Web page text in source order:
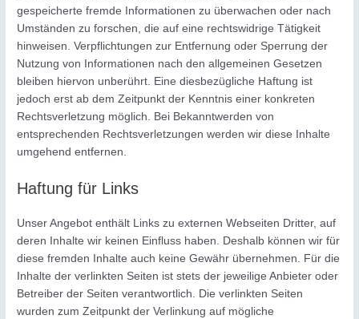
gespeicherte fremde Informationen zu überwachen oder nach
Umständen zu forschen, die auf eine rechtswidrige Tätigkeit
hinweisen. Verpflichtungen zur Entfernung oder Sperrung der
Nutzung von Informationen nach den allgemeinen Gesetzen
bleiben hiervon unberührt. Eine diesbezügliche Haftung ist
jedoch erst ab dem Zeitpunkt der Kenntnis einer konkreten
Rechtsverletzung möglich. Bei Bekanntwerden von
entsprechenden Rechtsverletzungen werden wir diese Inhalte
umgehend entfernen.
Haftung für Links
Unser Angebot enthält Links zu externen Webseiten Dritter, auf
deren Inhalte wir keinen Einfluss haben. Deshalb können wir für
diese fremden Inhalte auch keine Gewähr übernehmen. Für die
Inhalte der verlinkten Seiten ist stets der jeweilige Anbieter oder
Betreiber der Seiten verantwortlich. Die verlinkten Seiten
wurden zum Zeitpunkt der Verlinkung auf mögliche